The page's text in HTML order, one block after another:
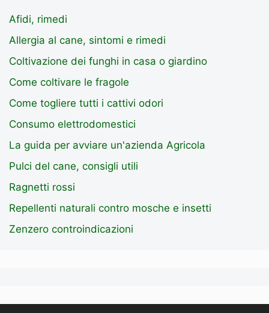
Afidi, rimedi
Allergia al cane, sintomi e rimedi
Coltivazione dei funghi in casa o giardino
Come coltivare le fragole
Come togliere tutti i cattivi odori
Consumo elettrodomestici
La guida per avviare un'azienda Agricola
Pulci del cane, consigli utili
Ragnetti rossi
Repellenti naturali contro mosche e insetti
Zenzero controindicazioni